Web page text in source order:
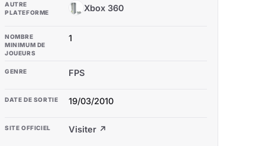
AUTRE
PLATEFORME
Xbox 360
NOMBRE
MINIMUM DE
JOUEURS
1
GENRE FPS
DATE DE SORTIE 19/03/2010
SITE OFFICIEL Visiter ↗